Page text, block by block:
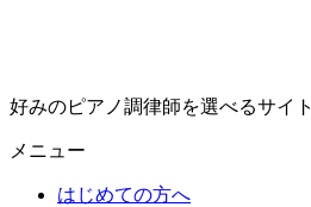
好みのピアノ調律師を選べるサイト
メニュー
はじめての方へ